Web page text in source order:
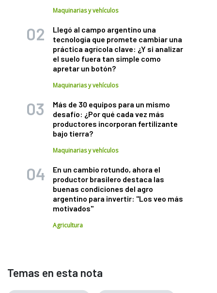
Maquinarias y vehículos
Llegó al campo argentino una
tecnología que promete cambiar una
práctica agrícola clave: ¿Y si analizar
el suelo fuera tan simple como
apretar un botón?
Maquinarias y vehículos
Más de 30 equipos para un mismo
desafío: ¿Por qué cada vez más
productores incorporan fertilizante
bajo tierra?
Maquinarias y vehículos
En un cambio rotundo, ahora el
productor brasilero destaca las
buenas condiciones del agro
argentino para invertir: "Los veo más
motivados"
Agricultura
Temas en esta nota